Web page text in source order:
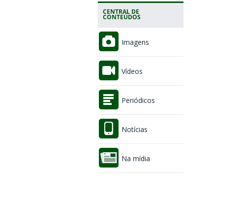
CENTRAL DE
CONTEÚDOS
Imagens
Vídeos
Periódicos
Notícias
Na mídia